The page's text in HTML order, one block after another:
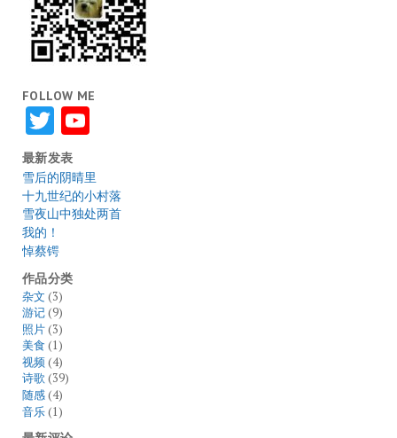
FOLLOW ME
TwitterYouTube
最新发表
雪后的阴晴里
十九世纪的小村落
雪夜山中独处两首
我的！
悼蔡锷
作品分类
杂文 (3)
游记(9)
照片(3)
美食 (1)
视频(4)
诗歌(39)
随感(4)
音乐(1)